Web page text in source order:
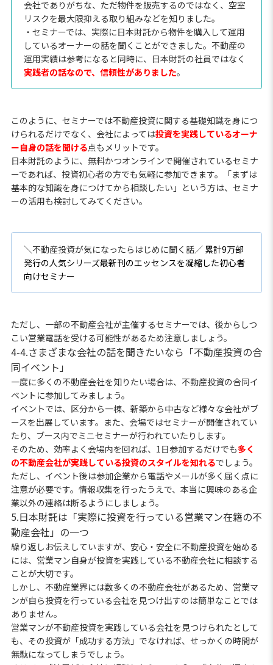
会社でありがちな、ただ物件を販売するのではなく、空室
リスクを最大限抑える取り組みなどを知りました。
・セミナーでは、実際に日本財託から物件を購入して運用
しているオーナーの話を聞くことができました。不動産の
運用実績は参考になると同時に、日本財託の社員ではなく
実践者の話なので、信頼性がありました。
このように、セミナーでは不動産投資に関する基礎知識を身につ
けられるだけでなく、会社によっては投資を実践しているオーナ
ー自身の話を聞ける点もメリットです。
日本財託のように、無料かつオンラインで開催されているセミナ
ーであれば、投資初心者の方でも気軽に参加できます。「まずは
基本的な知識を身につけてから相談したい」という方は、セミナ
ーの活用も検討してみてください。
＼不動産投資が気になったらはじめに聞く話／ 累計9万部
発行の人気シリーズ最新刊のエッセンスを凝縮した初心者
向けセミナー
ただし、一部の不動産会社が主催するセミナーでは、後からしつ
こい営業電話を受ける可能性があるため注意しましょう。
4-4.さまざまな会社の話を聞きたいなら「不動産投資の合
同イベント」
一度に多くの不動産会社を知りたい場合は、不動産投資の合同イ
ベントに参加してみましょう。
イベントでは、区分から一棟、新築から中古など様々な会社がブ
ースを出展しています。また、会場ではセミナーが開催されてい
たり、ブース内でミニセミナーが行われていたりします。
そのため、効率よく会場内を回れば、1日参加するだけでも多く
の不動産会社が実践している投資のスタイルを知れるでしょう。
ただし、イベント後は参加企業から電話やメールが多く届く点に
注意が必要です。情報収集を行ったうえで、本当に興味のある企
業以外の連絡は断るようにしましょう。
5.日本財託は「実際に投資を行っている営業マン在籍の不
動産会社」の一つ
繰り返しお伝えしていますが、安心・安全に不動産投資を始める
には、営業マン自身が投資を実践している不動産会社に相談する
ことが大切です。
しかし、不動産業界には数多くの不動産会社があるため、営業マ
ンが自ら投資を行っている会社を見つけ出すのは簡単なことでは
ありません。
営業マンが不動産投資を実践している会社を見つけられたとして
も、その投資が「成功する方法」でなければ、せっかくの時間が
無駄になってしまうでしょう。